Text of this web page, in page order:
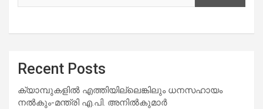
Recent Posts
ക്യാമ്പുകളിൽ എത്തിയില്ലെങ്കിലും ധനസഹായം
നൽകും-മന്ത്രി എ.പി. അനിൽകുമാർ